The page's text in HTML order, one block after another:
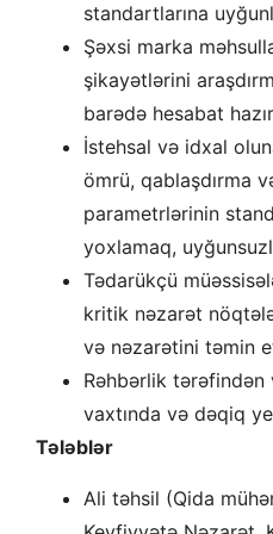
standartlarına
Şəxsi marka
şikayətlərini
barədə hesabat
İstehsal və idxal
ömrü, qablaşdırma
parametrlərinin
yoxlamaq,
Tədarükçü
kritik nəzarət
və nəzarətini təmin
Rəhbərlik tərəfindən
vaxtında və dəqiq
Tələblər
Ali təhsil (Qida